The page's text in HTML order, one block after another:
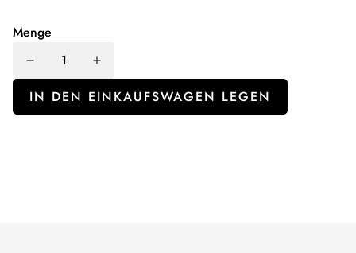
Menge
IN DEN EINKAUFSWAGEN LEGEN